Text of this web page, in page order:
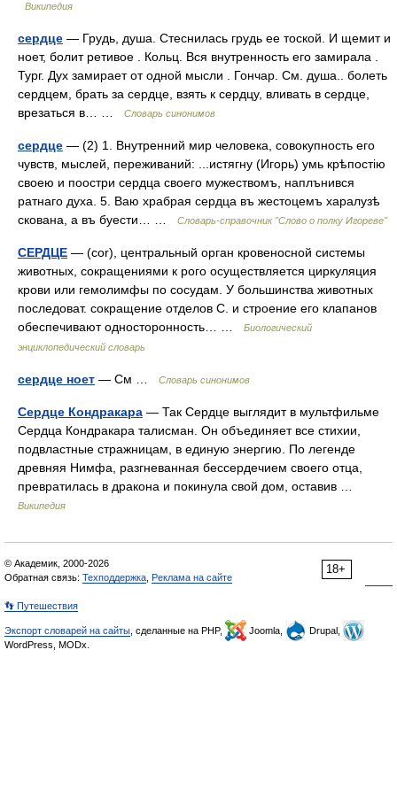
Википедия
сердце — Грудь, душа. Стеснилась грудь ее тоской. И щемит и
ноет, болит ретивое . Кольц. Вся внутренность его замирала .
Тург. Дух замирает от одной мысли . Гончар. См. душа.. болеть
сердцем, брать за сердце, взять к сердцу, вливать в сердце,
врезаться в… …
Словарь синонимов
сердце — (2) 1. Внутренний мир человека, совокупность его
чувств, мыслей, переживаний: ...истягну (Игорь) умь крѣпостію
своею и поостри сердца своего мужествомъ, наплънився
ратнаго духа. 5. Ваю храбрая сердца въ жестоцемъ харалузѣ
скована, а въ буести… …
Словарь-справочник "Слово о полку Игореве"
СЕРДЦЕ — (соr), центральный орган кровеносной системы
животных, сокращениями к рого осуществляется циркуляция
крови или гемолимфы по сосудам. У большинства животных
последоват. сокращение отделов С. и строение его клапанов
обеспечивают односторонность… …
Биологический
энциклопедический словарь
сердце ноет — См … Словарь синонимов
Сердце Кондракара — Так Сердце выглядит в мультфильме
Сердца Кондракара талисман. Он объединяет все стихии,
подвластные стражницам, в единую энергию. По легенде
древняя Нимфа, разгневанная бессердечием своего отца,
превратилась в дракона и покинула свой дом, оставив …
Википедия
18+
© Академик, 2000-2026
Обратная связь: Техподдержка Реклама на сайте
👣 Путешествия
Экспорт словарей на сайты , сделанные на PHP, Joomla,
Drupal,
WordPress, MODx.